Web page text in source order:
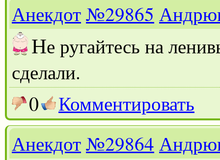
Анекдот№29865
Не ругайтесь на
сделали.
0
Комментировать
Анекдот№29864